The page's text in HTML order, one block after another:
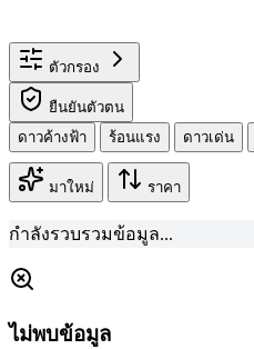
ตัวกรอง
ยืนยันตัวตน
ดาวค้างฟ้า
ร้อนแรง ดาวเด่น
มาใหม่ ราคา
กำลังรวบรวมข้อมูล...
ไม่พบข้อมูล